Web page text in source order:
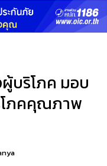
บริโภค มอบ
โภคคุณภาพ